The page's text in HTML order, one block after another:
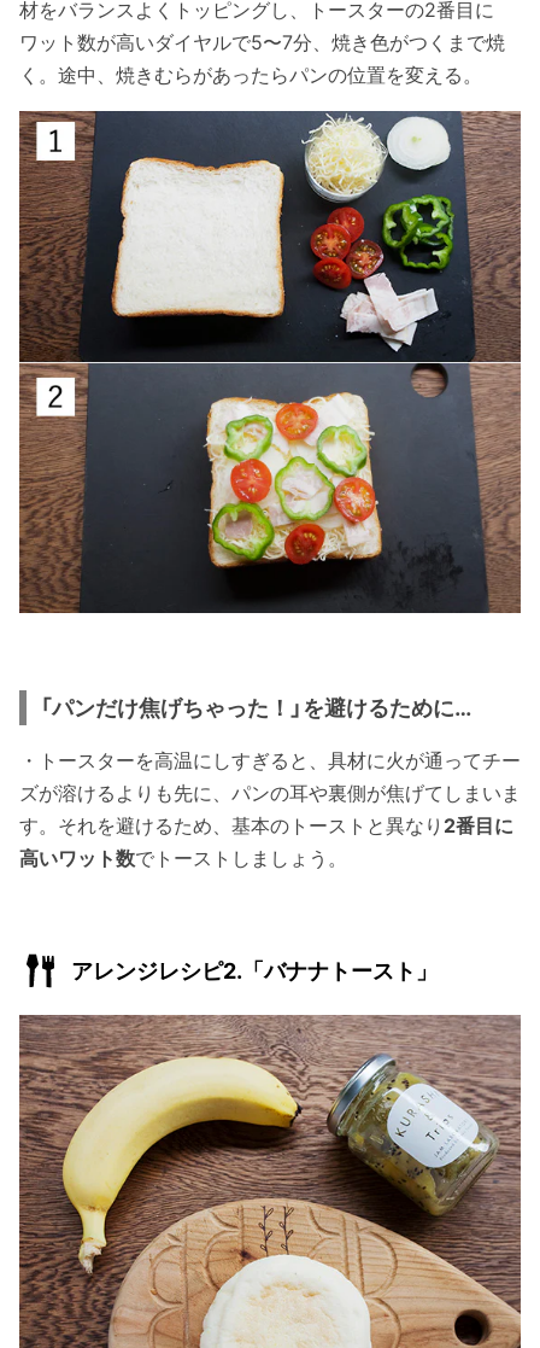
材をバランスよくトッピングし、トースターの2番目に
ワット数が高いダイヤルで5〜7分、焼き色がつくまで焼
く。途中、焼きむらがあったらパンの位置を変える。
「パンだけ焦げちゃった！」を避けるために…
・トースターを高温にしすぎると、具材に火が通ってチー
ズが溶けるよりも先に、パンの耳や裏側が焦げてしまいま
す。それを避けるため、基本のトーストと異なり 2番目に
高いワット数でトーストしましょう。
アレンジレシピ2.「バナナトースト」